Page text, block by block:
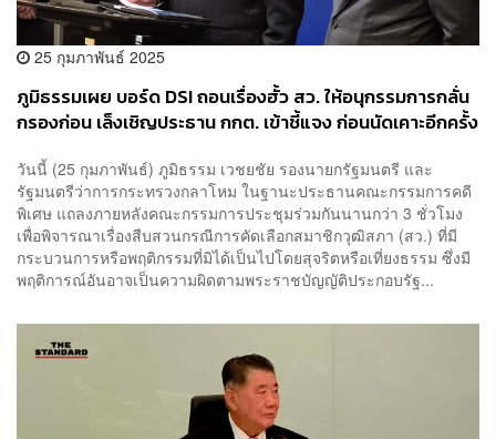
25 กุมภาพันธ์ 2025
ภูมิธรรมเผย บอร์ด DSI ถอนเรื่องฮั้ว สว. ให้อนุกรรมการกลั่น
กรองก่อน เล็งเชิญประธาน กกต. เข้าชี้แจง ก่อนนัดเคาะอีกครั้ง
วันนี้ (25 กุมภาพันธ์) ภูมิธรรม เวชยชัย รองนายกรัฐมนตรี และ
รัฐมนตรีว่าการกระทรวงกลาโหม ในฐานะประธานคณะกรรมการคดี
พิเศษ แถลงภายหลังคณะกรรมการประชุมร่วมกันนานกว่า 3 ชั่วโมง
เพื่อพิจารณาเรื่องสืบสวนกรณีการคัดเลือกสมาชิกวุฒิสภา (สว.) ที่มี
กระบวนการหรือพฤติกรรมที่มิได้เป็นไปโดยสุจริตหรือเที่ยงธรรม ซึ่งมี
พฤติการณ์อันอาจเป็นความผิดตามพระราชบัญญัติประกอบรัฐ...